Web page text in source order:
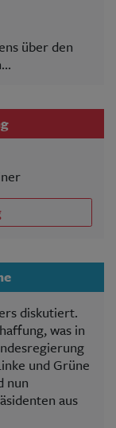
über den
diskutiert.
was in
und Grüne
nun
aus